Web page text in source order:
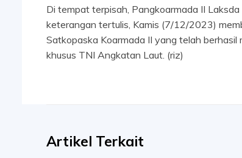
Di tempat terpisah, Pangkoarmada II Laksda
keterangan tertulis, Kamis (7/12/2023)
Satkopaska Koarmada II yang telah
khusus TNI Angkatan Laut. (riz)
Artikel Terkait